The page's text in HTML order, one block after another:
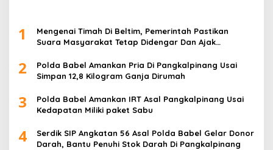
1
Mengenai Timah Di Beltim, Pemerintah Pastikan
Suara Masyarakat Tetap Didengar Dan Ajak
2
Polda Babel Amankan Pria Di Pangkalpinang Usai
Simpan 12,8 Kilogram Ganja Dirumah
3
Polda Babel Amankan IRT Asal Pangkalpinang Usai
Kedapatan Miliki paket Sabu
4
Serdik SIP Angkatan 56 Asal Polda Babel Gelar Donor
Darah, Bantu Penuhi Stok Darah Di Pangkalpinang